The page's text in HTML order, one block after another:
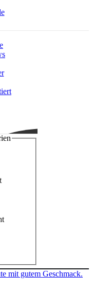
mit gutem Geschmack.